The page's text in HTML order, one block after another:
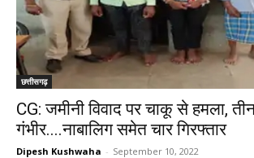
छत्तीसगढ़
CG: जमीनी विवाद पर चाकू से हमला,
गंभीर....नाबालिग समेत चार गिरफ्तार
Dipesh Kushwaha - September 10, 2022